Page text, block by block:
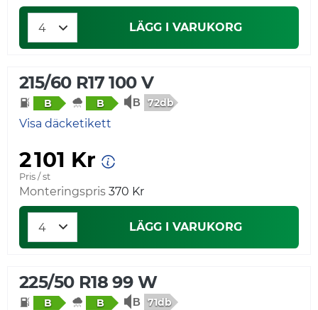
LÄGG I VARUKORG
215/60 R17 100 V
B B 72db
Visa däcketikett
2 101 Kr
Pris / st
Monteringspris 370 Kr
LÄGG I VARUKORG
225/50 R18 99 W
B B 71db